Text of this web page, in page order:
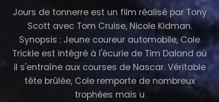
Jours de tonnerre est un film réalisé par Tony
Scott avec Tom Cruise, Nicole Kidman.
Synopsis : Jeune coureur automobile, Cole
Trickle est intégré à l'écurie de Tim Daland où
il s'entraîne aux courses de Nascar. Véritable
tête brûlée, Cole remporte de nombreux
trophées mais u